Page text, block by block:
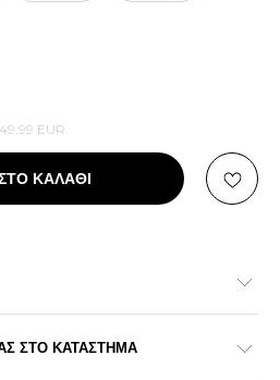
EUR
ΚΑΛΑΘΙ
ΣΤΟ ΚΑΤΑΣΤΗΜΑ